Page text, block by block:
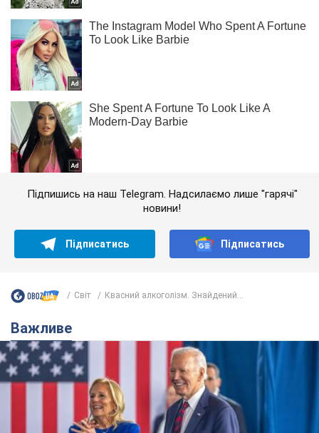
Підпишись на наш Telegram. Надсилаємо лише "гарячі"
новини!
Підписатись Підписатись
Світ Квасний алкоголізм. Знайдений...
Важливе